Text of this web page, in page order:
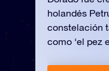
holandés
constelación
como ‘el pez